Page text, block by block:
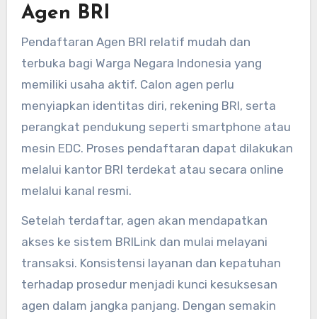
Agen BRI
Pendaftaran Agen BRI relatif mudah dan
terbuka bagi Warga Negara Indonesia yang
memiliki usaha aktif. Calon agen perlu
menyiapkan identitas diri, rekening BRI, serta
perangkat pendukung seperti smartphone atau
mesin EDC. Proses pendaftaran dapat dilakukan
melalui kantor BRI terdekat atau secara online
melalui kanal resmi.
Setelah terdaftar, agen akan mendapatkan
akses ke sistem BRILink dan mulai melayani
transaksi. Konsistensi layanan dan kepatuhan
terhadap prosedur menjadi kunci kesuksesan
agen dalam jangka panjang. Dengan semakin